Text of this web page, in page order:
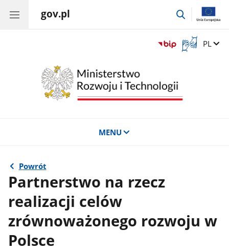
gov.pl
przejdź
Otwórz
okno
migowego
Zmień
PL
MENU
Powrót
Partnerstwo na rzecz
realizacji celów
zrównoważonego rozwoju w
Polsce